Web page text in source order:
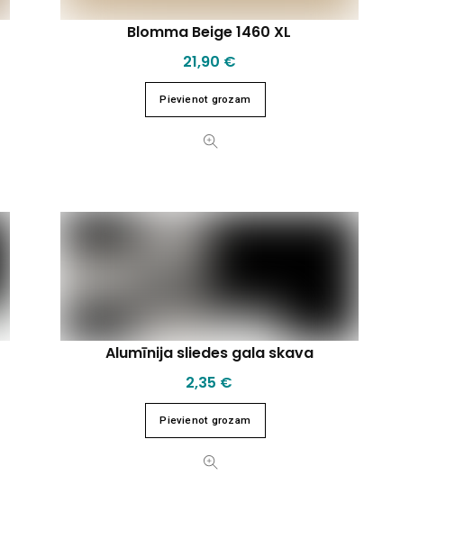
Blomma Beige 1460 XL
21,90 €
Pievienot grozam
Alumīnija sliedes gala skava
2,35 €
Pievienot grozam